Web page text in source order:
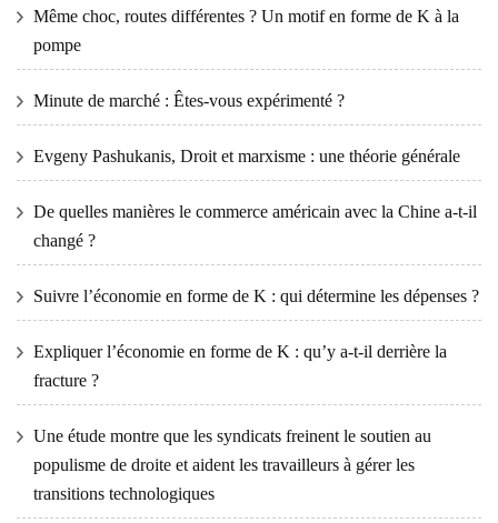
Même choc, routes différentes ? Un motif en forme de K à la
pompe
Minute de marché : Êtes-vous expérimenté ?
Evgeny Pashukanis, Droit et marxisme : une théorie générale
De quelles manières le commerce américain avec la Chine a-t-il
changé ?
Suivre l’économie en forme de K : qui détermine les dépenses ?
Expliquer l’économie en forme de K : qu’y a-t-il derrière la
fracture ?
Une étude montre que les syndicats freinent le soutien au
populisme de droite et aident les travailleurs à gérer les
transitions technologiques